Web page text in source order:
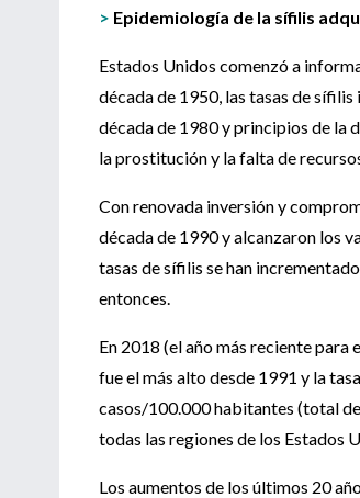
> Epidemiología de la sífilis
Estados Unidos comenzó a
década de 1950, las tasas de
década de 1980 y principios de la
la prostitución y la falta de
Con renovada inversión y
década de 1990 y alcanzaron los
tasas de sífilis se han
entonces.
En 2018 (el año más reciente
fue el más alto desde 1991 y la
casos/100.000 habitantes (total
todas las regiones de los Estados
Los aumentos de los últimos 20